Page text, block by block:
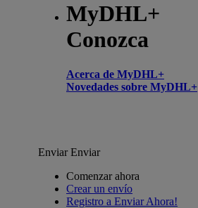
MyDHL+
Conozca
Acerca de MyDHL+
Novedades sobre MyDHL+
EnviarEnviar
Comenzar ahora
Crear un envío
Registro a Enviar Ahora!